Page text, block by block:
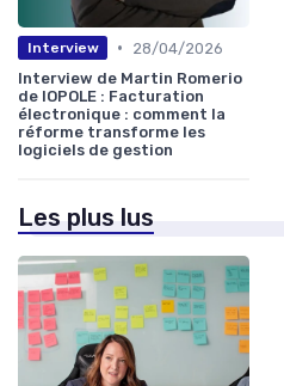
Interview •
28/04/2026
Interview de Martin Romerio
de IOPOLE : Facturation
électronique : comment la
réforme transforme les
logiciels de gestion
Les plus lus